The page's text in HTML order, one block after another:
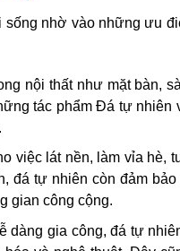
nhờ vào những ưu
nội thất như mặt bàn,
tác phẩm Đá tự
việc lát nền, làm vỉa hè,
đá tự nhiên còn đảm
gian công cộng.
dàng gia công, đá tự